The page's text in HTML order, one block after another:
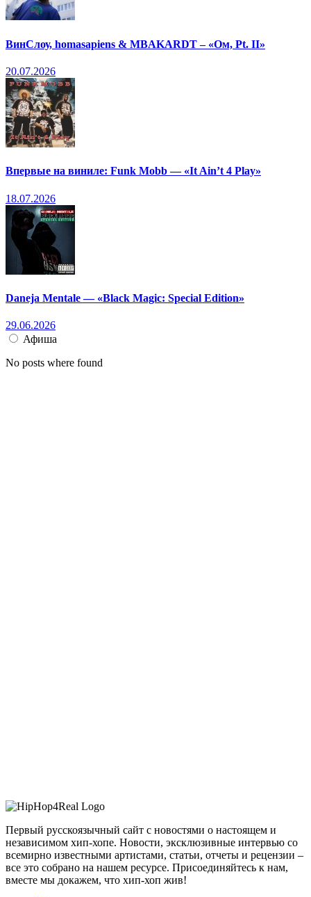
ВинСлоу, homasapiens & MBAKARDT – «Ом, Pt. II»
20.07.2026
Впервые на виниле: Funk Mobb — «It Ain’t 4 Play»
18.07.2026
Daneja Mentale — «Black Magic: Special Edition»
29.06.2026
Афиша
No posts where found
Первый русскоязычный сайт с новостями о настоящем и
независимом хип-хопе. Новости, эксклюзивные интервью со
всемирно известными артистами, статьи, отчеты и рецензии –
все это собрано на нашем ресурсе. Присоединяйтесь к нам,
вместе мы докажем, что хип-хоп жив!